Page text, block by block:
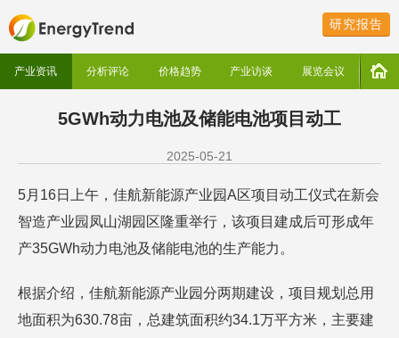
研究报告
产业资讯 分析评论 价格趋势 产业访谈 展览会议
5GWh动力电池及储能电池项目动工
2025-05-21
5月16日上午，佳航新能源产业园A区项目动工仪式在新会
智造产业园凤山湖园区隆重举行，该项目建成后可形成年
产35GWh动力电池及储能电池的生产能力。
根据介绍，佳航新能源产业园分两期建设，项目规划总用
地面积为630.78亩，总建筑面积约34.1万平方米，主要建